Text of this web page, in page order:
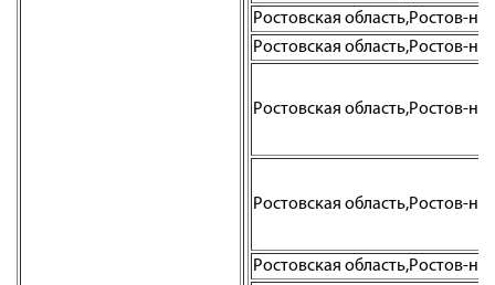
Ростовская область,Ростов-
Ростовская область,Ростов-
Ростовская область,Ростов-
Ростовская область,Ростов-
Ростовская область,Ростов-